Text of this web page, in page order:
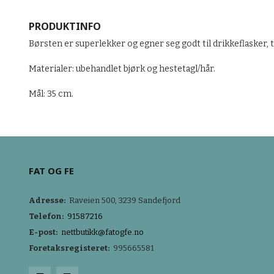
PRODUKTINFO
Børsten er superlekker og egner seg godt til
Materialer: ubehandlet bjørk og hestetagl/hår.
Mål: 35 cm.
FAT OG FE
Adresse: Raveien 500, 3239 Sandefjord
Telefon: 91587216
E-post: nettbutikk@fatogfe.no
Foretaksregisteret: 995665581